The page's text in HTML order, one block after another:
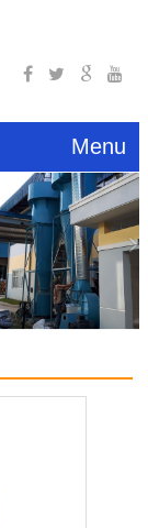
Menu